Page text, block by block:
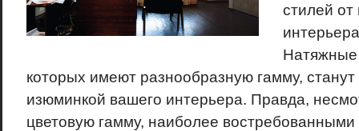
стилей
Натяжные
которых имеют разнообразную гамму,
изюминкой вашего интерьера. Правда,
цветовую гамму, наиболее востребованными